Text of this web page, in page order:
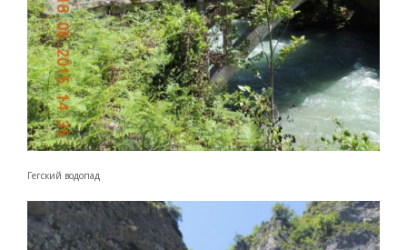
Гегский водопад